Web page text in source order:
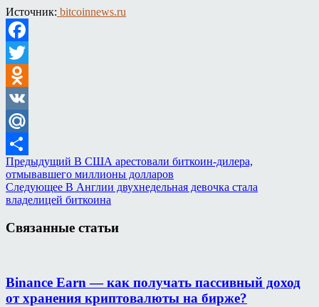
Источник: bitcoinnews.ru
Facebook
Twitter
Odnoklassniki
VK
Mail.Ru
Отправить
Предыдущий В США арестовали биткоин-дилера,
отмывавшего миллионы долларов
Следующее В Англии двухнедельная девочка стала
владелицей биткоина
Связанные статьи
Binance Earn — как получать пассивный доход
от хранения криптовалюты на бирже?